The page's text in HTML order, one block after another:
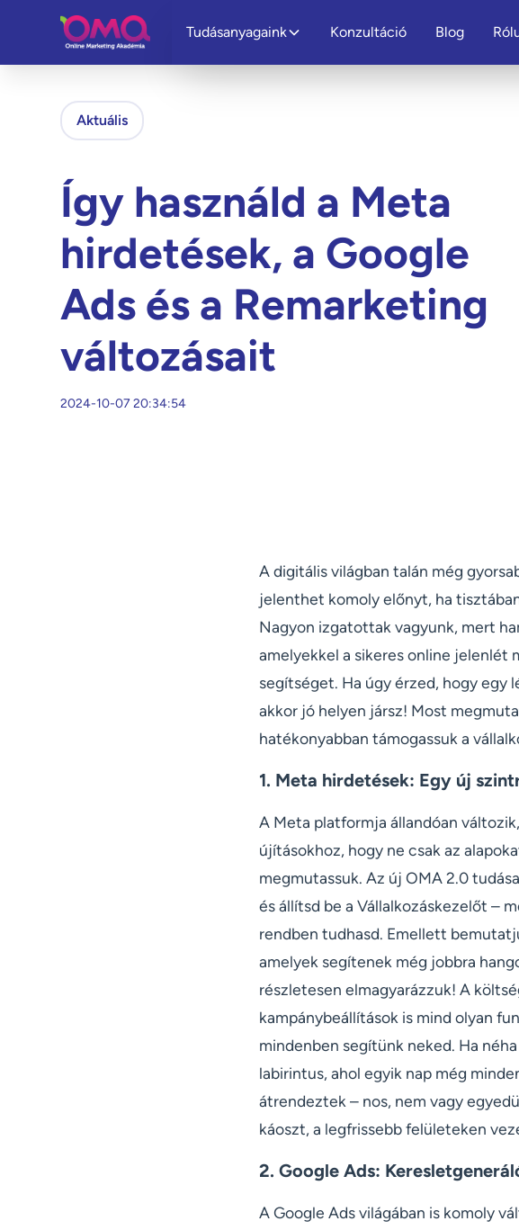
Tudásanyagaink Konzultáció Blog
Aktuális
Így használd a Meta
hirdetések, a Google
Ads és a Remarketing
változásait
2024-10-07 20:34:54
A digitális világban talán még
jelenthet komoly előnyt, ha
Nagyon izgatottak vagyunk, mert
amelyekkel a sikeres online jelenlét
segítséget. Ha úgy érzed, hogy egy
akkor jó helyen jársz! Most
hatékonyabban támogassuk a
1. Meta hirdetések: Egy új
A Meta platformja állandóan
újításokhoz, hogy ne csak az
megmutassuk. Az új OMA 2.0
és állítsd be a Vállalkozáskezelőt –
rendben tudhasd. Emellett
amelyek segítenek még jobbra
részletesen elmagyarázzuk! A
kampánybeállítások is mind olyan
mindenben segítünk neked. Ha
labirintus, ahol egyik nap még
átrendeztek – nos, nem vagy
káoszt, a legfrissebb felületeken
2. Google Ads:
A Google Ads világában is komoly